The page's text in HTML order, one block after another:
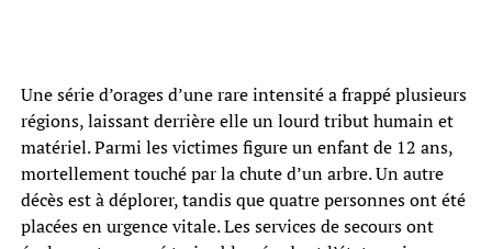
Une série d’orages d’une rare intensité a frappé plusieurs
régions, laissant derrière elle un lourd tribut humain et
matériel. Parmi les victimes figure un enfant de 12 ans,
mortellement touché par la chute d’un arbre. Un autre
décès est à déplorer, tandis que quatre personnes ont été
placées en urgence vitale. Les services de secours ont